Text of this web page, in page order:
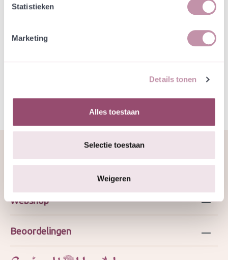
Statistieken
Marketing
Details tonen
Alles toestaan
Selectie toestaan
Weigeren
Natuurvriendelijke kwekerij
Webshop
Beoordelingen